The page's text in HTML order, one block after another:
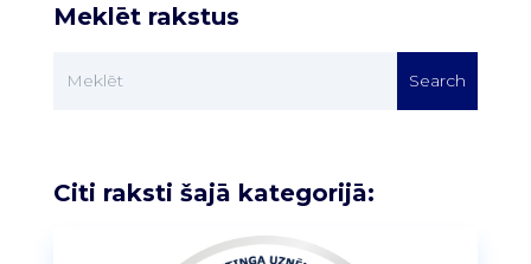
Meklēt rakstus
Citi raksti šajā kategorijā: